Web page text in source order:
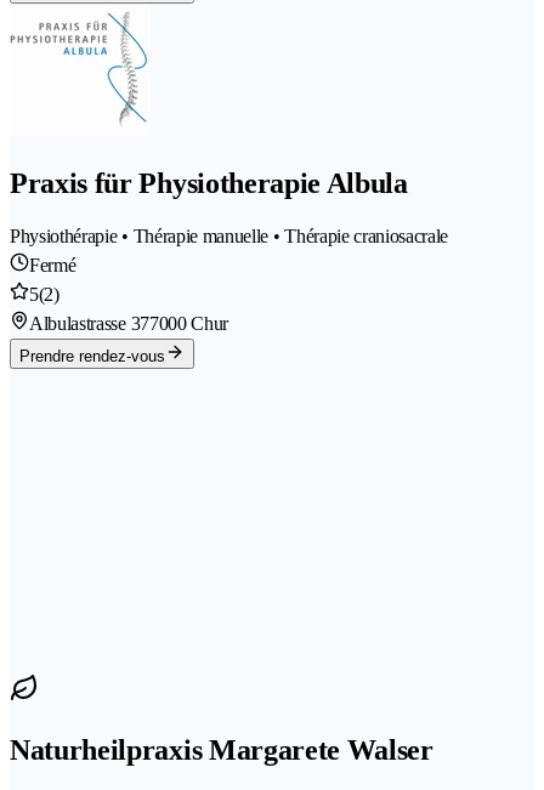
Praxis für Physiotherapie Albula
Physiothérapie • Thérapie manuelle • Thérapie craniosacrale
Fermé
5(2)
Albulastrasse 377000 Chur
Prendre rendez-vous
Naturheilpraxis Margarete Walser